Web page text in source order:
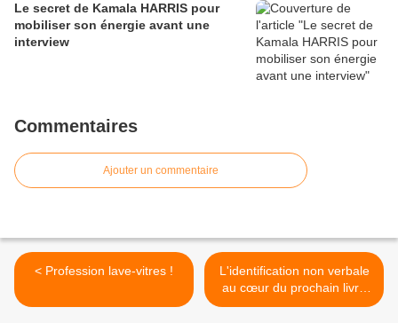
Le secret de Kamala HARRIS pour
mobiliser son énergie avant une
interview
Commentaires
Ajouter un commentaire
< Profession lave-vitres !
L'identification non verbale
au cœur du prochain livre
de Jean-Pierre VEYRAT >